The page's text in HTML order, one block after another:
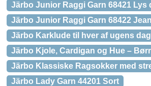
Järbo Junior Raggi Garn 68421 Lys
Järbo Junior Raggi Garn 68422
Järbo Karklude til hver af ugens
Järbo Kjole, Cardigan og Hue –
Järbo Klassiske Ragsokker med
Järbo Lady Garn 44201 Sort